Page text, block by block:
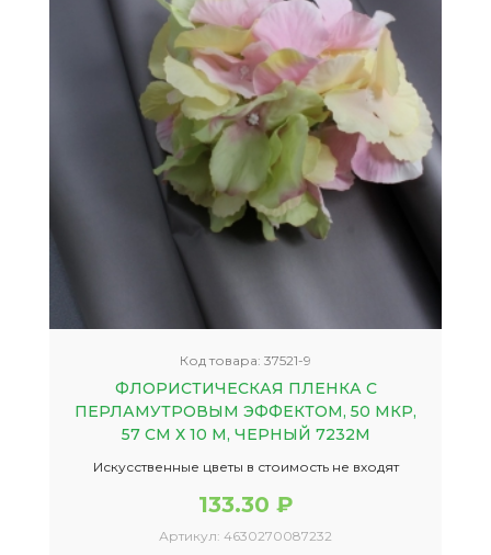
Код товара: 37521-9
ФЛОРИСТИЧЕСКАЯ ПЛЕНКА С
ПЕРЛАМУТРОВЫМ ЭФФЕКТОМ, 50 МКР,
57 СМ Х 10 М, ЧЕРНЫЙ 7232М
Искусственные цветы в стоимость не входят
133.30 ₽
Артикул: 4630270087232